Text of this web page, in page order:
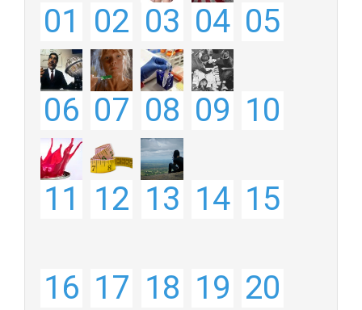
01 02 03 04 05
06 07 08 09 10
11 12 13 14 15
16 17 18 19 20